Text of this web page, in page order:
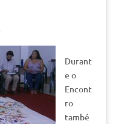
Durant
e o
Encont
ro
també